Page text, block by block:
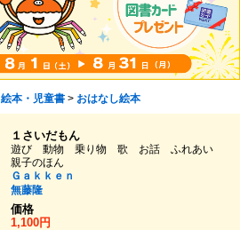
絵本・児童書> おはなし絵本
１さいだもん
遊び 動物 乗り物 歌 お話 ふれあい
親子のほん
Ｇａｋｋｅｎ
無藤隆
価格
1,100円